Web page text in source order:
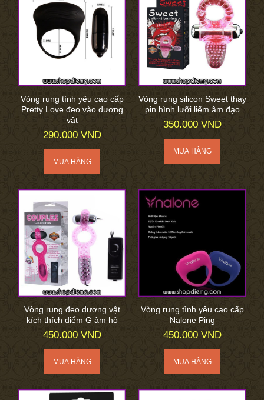
Vòng rung tình yêu cao cấp
Pretty Love đeo vào dương
vật
290.000 VND
Vòng rung silicon Sweet thay
pin hình lưỡi liếm âm đạo
350.000 VND
Vòng rung đeo dương vật
kích thích điểm G âm hộ
450.000 VND
Vòng rung tình yêu cao cấp
Nalone Ping
450.000 VND